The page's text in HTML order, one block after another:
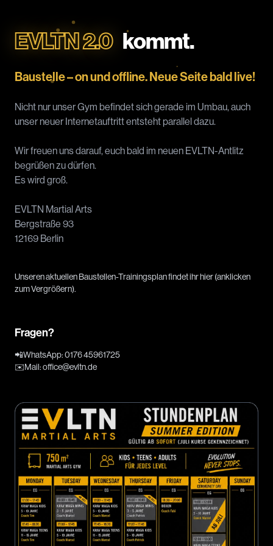
EVLTN 2.0 kommt.
Baustelle – on und offline. Neue Seite bald live!
Nicht nur unser Gym befindet sich gerade im Umbau, auch
unser neuer Internetauftritt entsteht parallel dazu.
Wir freuen uns darauf, euch bald im neuen EVLTN-Antlitz
begrüßen zu dürfen.
Es wird groß.
EVLTN Martial Arts
Bergstraße 93
12169 Berlin
Unseren aktuellen Baustellen-Trainingsplan findet ihr hier (anklicken
zum Vergrößern).
Fragen?
📲WhatsApp:0176 45961725
✉️Mail:office@evltn.de